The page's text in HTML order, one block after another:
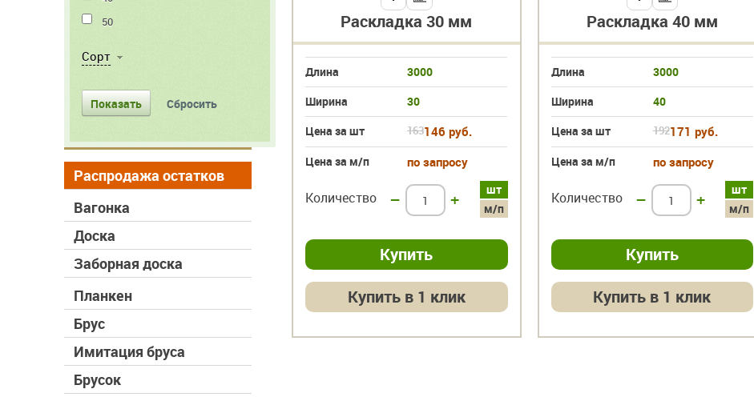
50
Cорт
Распродажа остатков
Вагонка
Доска
Заборная доска
Планкен
Брус
Имитация бруса
Брусок
Раскладка 30 мм
Длина
3000
Ширина
30
Цена за шт
163146 руб.
Цена за м/п по запросу
шт
м/п
Количество – +
Купить в 1 клик
Раскладка 40 мм
Длина
3000
Ширина
40
Цена за шт
192171 руб.
Цена за м/п по запросу
шт
м/п
Количество – +
Купить в 1 клик